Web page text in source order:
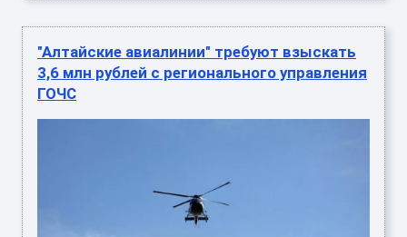
"Алтайские авиалинии" требуют взыскать
3,6 млн рублей с регионального управления
ГОЧС